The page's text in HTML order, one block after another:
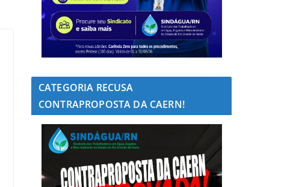
CATEGORIA RECUSA
CONTRAPROPOSTA DA CAERN!